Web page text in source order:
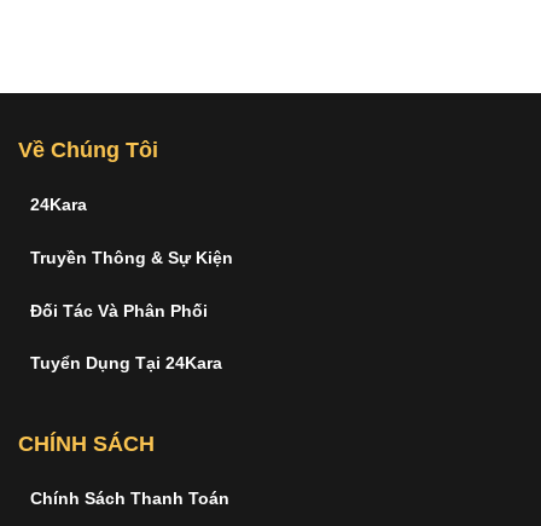
Về Chúng Tôi
24Kara
Truyền Thông & Sự Kiện
Đối Tác Và Phân Phối
Tuyển Dụng Tại 24Kara
CHÍNH SÁCH
Chính Sách Thanh Toán